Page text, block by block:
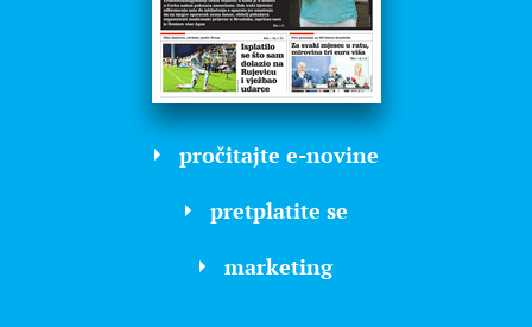
pročitajte e-novine
pretplatite se
marketing